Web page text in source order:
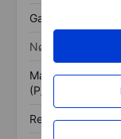
Gæld
Nøgletal
Markedsværdi/
(P/S)
Resultat pr. aktie